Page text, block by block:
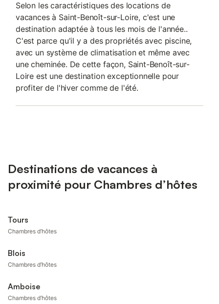
Selon les caractéristiques des locations de
vacances à Saint-Benoît-sur-Loire, c'est une
destination adaptée à tous les mois de l'année..
C'est parce qu'il y a des propriétés avec piscine,
avec un système de climatisation et même avec
une cheminée. De cette façon, Saint-Benoît-sur-
Loire est une destination exceptionnelle pour
profiter de l'hiver comme de l'été.
Destinations de vacances à
proximité pour Chambres d’hôtes
Tours
Chambres d’hôtes
Blois
Chambres d’hôtes
Amboise
Chambres d’hôtes